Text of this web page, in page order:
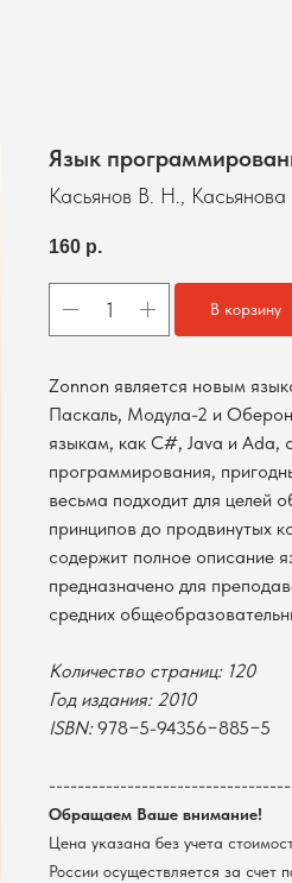
Язык
Касьянов В. Н., Касьянова
160 р.
В корзину
Zonnon является новым
Паскаль, Модула-2 и
языкам, как C#, Java и Ada,
программирования,
весьма подходит для целей
принципов до продвинутых
содержит полное описание
предназначено для
средних
Количество страниц: 120
Год издания: 2010
ISBN:978−5-94356−885−5
Обращаем Ваше внимание!
Цена указана без учета
России осуществляется за счет